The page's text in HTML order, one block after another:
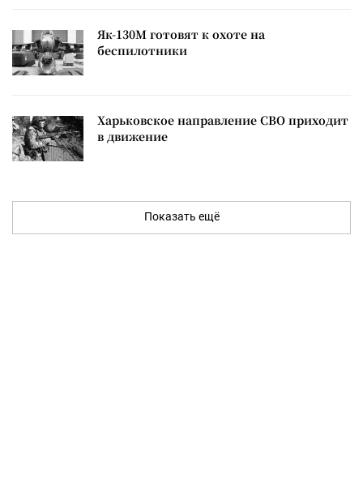
Як-130М готовят к охоте на
беспилотники
Харьковское направление СВО приходит
в движение
Показать ещё